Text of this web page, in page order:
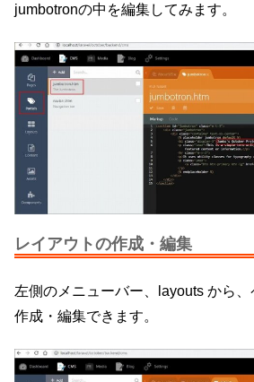
jumbotronの中を編集してみます。
レイアウトの作成・編集
左側のメニューバー、layouts から
作成・編集できます。